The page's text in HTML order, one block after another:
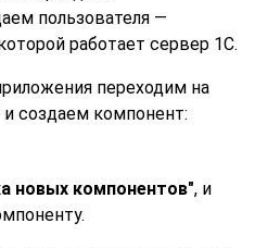
пользователя —
работает сервер 1С.
переходим на
и создаем компонент:
новых компонентов", и